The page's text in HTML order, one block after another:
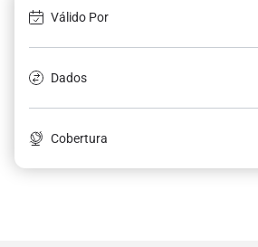
Válido Por
Dados
Cobertura